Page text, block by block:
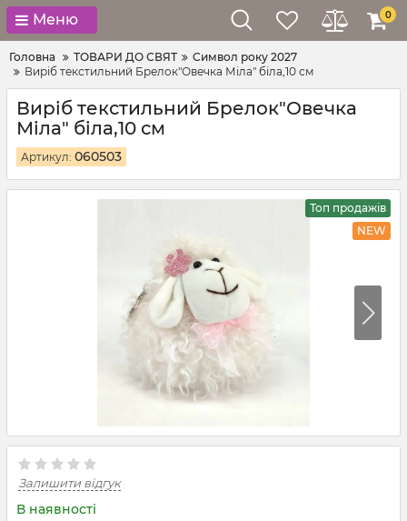
Меню 0
Головна ТОВАРИ ДО СВЯТ
Символ року 2027
Виріб текстильний Брелок"Овечка Міла" біла,10 см
Виріб текстильний Брелок"Овечка
Міла" біла,10 см
Артикул: 060503
Топ продажів
NEW
Залишити відгук
В наявності